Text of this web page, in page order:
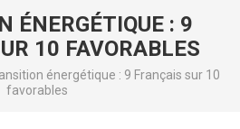
ÉNERGÉTIQUE : 9
10 FAVORABLES
énergétique : 9 Français sur 10
favorables